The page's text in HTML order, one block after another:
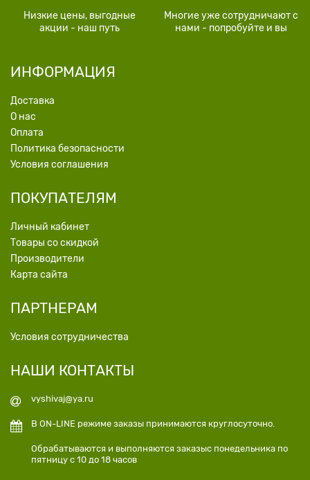
Низкие цены, выгодные
акции - наш путь
Многие уже сотрудничают с
нами - попробуйте и вы
ИНФОРМАЦИЯ
Доставка
О нас
Оплата
Политика безопасности
Условия соглашения
ПОКУПАТЕЛЯМ
Личный кабинет
Товары со скидкой
Производители
Карта сайта
ПАРТНЕРАМ
Условия сотрудничества
НАШИ КОНТАКТЫ
vyshivaj@ya.ru
В ON-LINE режиме заказы принимаются круглосуточно.
Обрабатываются и выполняются заказыс понедельника по
пятницу с 10 до 18 часов